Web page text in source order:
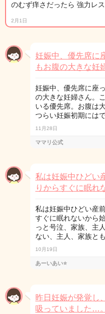
のむず痒さだったら 強力レ
2月1日
妊娠中、優先席に
もお腹の大きな妊
妊娠中、優先席に座
の大きな妊婦さん。
いる優先席。お腹は
つらい妊娠初期には
11月28日
ママリ公式
私は妊娠中ひどい
りからすぐに眠れ
私は妊娠中ひどい産
すぐに眠れないから
っと号泣、家族、主
ない、主人、家族と
10月19日
あーいあい⭐️
昨日妊娠が発覚し
吸っていました…